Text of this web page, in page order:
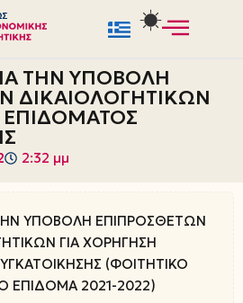
ΤΗΝ ΥΠΟΒΟΛΗ
ΔΙΚΑΙΟΛΟΓΗΤΙΚΩΝ
ΕΠΙΔΟΜΑΤΟΣ
2:32 μμ
ΥΠΟΒΟΛΗ ΕΠΙΠΡΟΣΘΕΤΩΝ
ΓΙΑ ΧΟΡΗΓΗΣΗ
(ΦΟΙΤΗΤΙΚΟ
ΕΠΙΔΟΜΑ 2021-2022)